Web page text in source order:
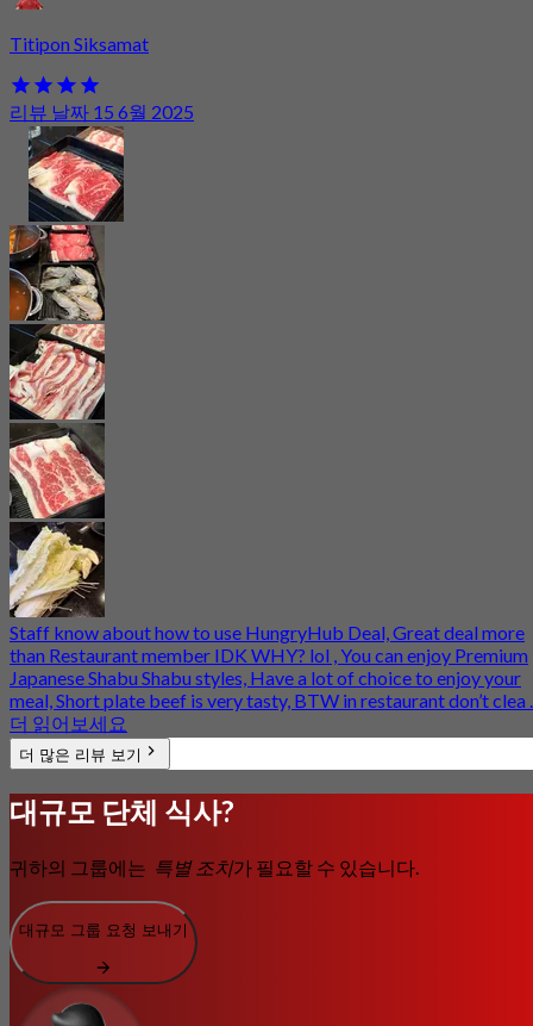
Titipon Siksamat
리뷰 날짜 15 6월 2025
Staff know about how to use HungryHub Deal, Great deal more
than Restaurant member IDK WHY? lol , You can enjoy Premium
Japanese Shabu Shabu styles, Have a lot of choice to enjoy your
meal, Short plate beef is very tasty, BTW in restaurant don’t clea
더 읽어보세요
더 많은 리뷰 보기
대규모 단체 식사?
귀하의 그룹에는 특별 조치가 필요할 수 있습니다.
대규모 그룹 요청 보내기